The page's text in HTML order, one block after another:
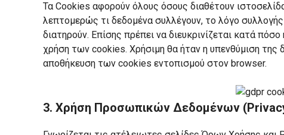
Τα Cookies αφορούν όλους όσους διαθέτουν
λεπτομερώς τι δεδομένα συλλέγουν, το λόγο
διατηρούν. Επίσης πρέπει να διευκρινίζεται κατά
χρήση των cookies. Χρήσιμη θα ήταν η υπενθύμιση της
αποθήκευση των cookies εντοπισμού στον browser.
3. Χρήση Προσωπικών Δεδομένων